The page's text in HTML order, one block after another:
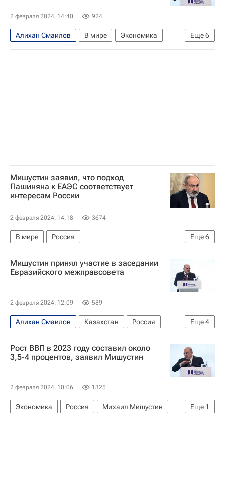
2 февраля 2024, 14:40 924
Еще6
Алихан Смаилов В мире
Экономика
Казахстан
Россия
Киргизия
Мишустин заявил, что подход
Пашиняна к ЕАЭС соответствует
интересам России
2 февраля 2024, 14:18 3674
Еще6
В мире
Россия
Евразийский экономический союз
Никол Пашинян
Казахстан
Армения
Мишустин принял участие в заседании
Евразийского межправсовета
2 февраля 2024, 12:09 589
Еще4
Алихан Смаилов Казахстан
Россия
Михаил Мишустин
Алексей Оверчук
Евразийский экономический союз
Рост ВВП в 2023 году составил около
3,5-4 процентов, заявил Мишустин
2 февраля 2024, 10:06 1325
Еще 1
Экономика Россия
Михаил Мишустин
ВВП